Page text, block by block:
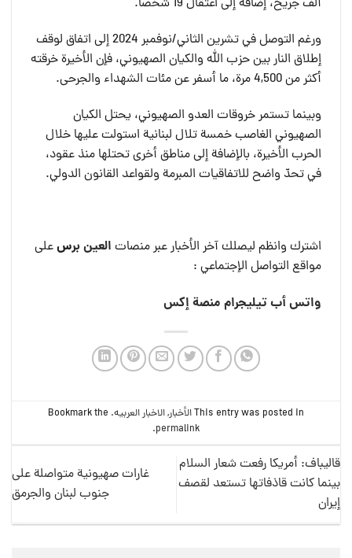
ألف جريح، إضافة إلى اعتقال 19 شخصا.
ورغم التوصل في تشرين الثاني/نوفمبر 2024 إلى اتفاق لوقف
إطلاق النار بين حزب الله والكيان الصهيوني، فإن الأخيرة خرقته
أكثر من 4,500 مرة، ما أسفر عن مئات الشهداء والجرحى.
وبينما تستمر خروقات العدو الصهيوني، يحتل الكيان
الصهيوني الغاصب خمسة تلال لبنانية استولت عليها خلال
الحرب الأخيرة، بالإضافة إلى مناطق أخرى تحتلها منذ عقود،
في تحدّ واضح للاتفاقيات المبرمة ولقواعد القانون الدولي.
اشترك وانظم ليصلك آخر الأخبار عبر منصات العين برسعلى
مواقع التواصل الإجتماعي :
واتس أبتيليجرام منصة إكس
This entry was posted inالأخبار,الاخبار العربيه. Bookmark the
permalink
.
قاليباف: أمريكا رفعت شعار السلام
بينما كانت قاذفاتها تستعد لقصف
إيران
غارات صهيونية متواصلة على
جنوب لبنان والجرمق